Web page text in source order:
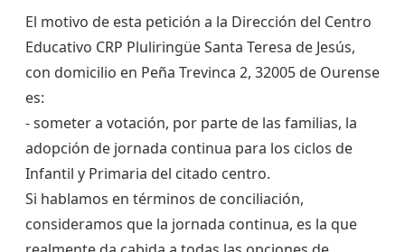
El motivo de esta petición a la Dirección del Centro
Educativo CRP Pluliringüe Santa Teresa de Jesús,
con domicilio en Peña Trevinca 2, 32005 de Ourense
es:
- someter a votación, por parte de las familias, la
adopción de jornada continua para los ciclos de
Infantil y Primaria del citado centro.
Si hablamos en términos de conciliación,
consideramos que la jornada continua, es la que